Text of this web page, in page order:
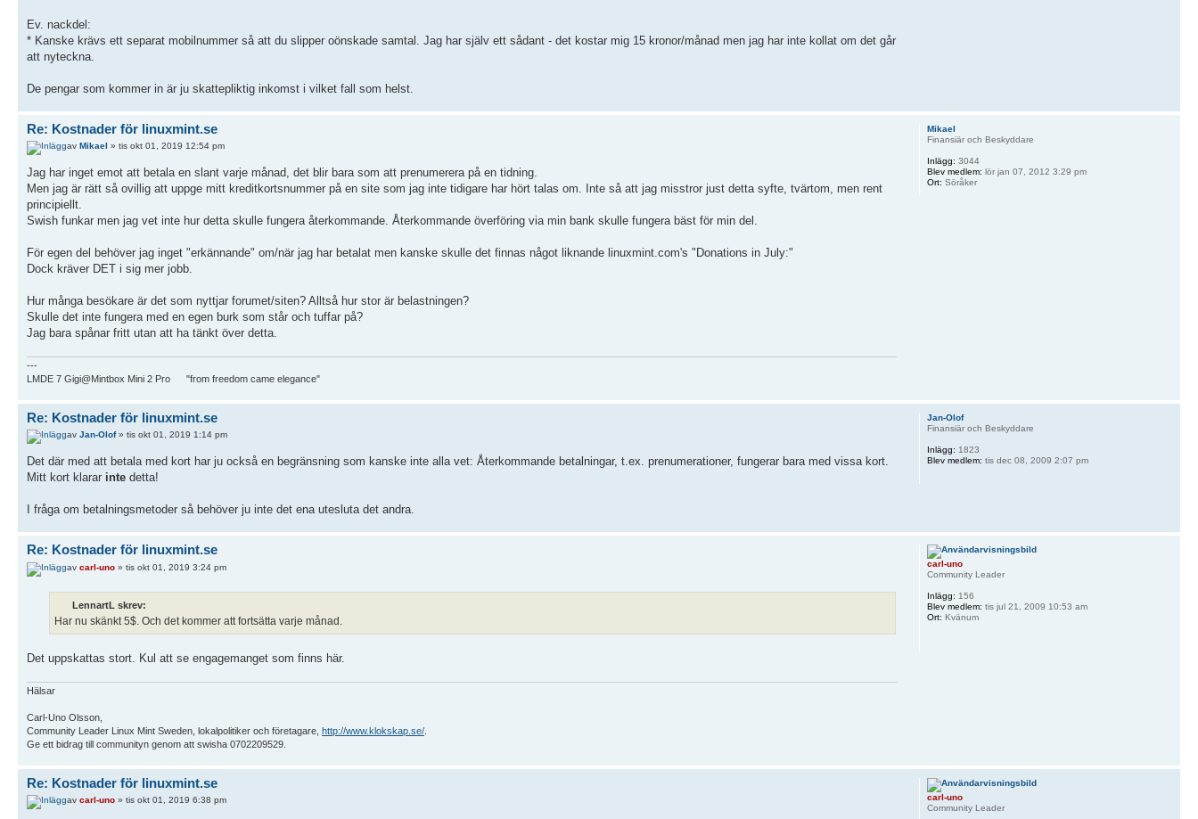
Ev. nackdel:
* Kanske krävs ett separat mobilnummer så att du slipper oönskade samtal. Jag har själv ett sådant - det kostar mig 15 kronor/månad men jag har inte kollat om det går
att nyteckna.
De pengar som kommer in är ju skattepliktig inkomst i vilket fall som helst.
Re: Kostnader för linuxmint.se
av Mikael » tis okt 01, 2019 12:54 pm
Jag har inget emot att betala en slant varje månad, det blir bara som att prenumerera på en tidning.
Men jag är rätt så ovillig att uppge mitt kreditkortsnummer på en site som jag inte tidigare har hört talas om. Inte så att jag misstror just detta syfte, tvärtom, men rent
principiellt.
Swish funkar men jag vet inte hur detta skulle fungera återkommande. Återkommande överföring via min bank skulle fungera bäst för min del.
För egen del behöver jag inget "erkännande" om/när jag har betalat men kanske skulle det finnas något liknande linuxmint.com's "Donations in July:"
Dock kräver DET i sig mer jobb.
Hur många besökare är det som nyttjar forumet/siten? Alltså hur stor är belastningen?
Skulle det inte fungera med en egen burk som står och tuffar på?
Jag bara spånar fritt utan att ha tänkt över detta.
---
LMDE 7 Gigi@Mintbox Mini 2 Pro "from freedom came elegance"
Mikael
Finansiär och Beskyddare
Inlägg: 3044
Blev medlem: lör jan 07, 2012 3:29 pm
Ort: Söråker
Re: Kostnader för linuxmint.se
av Jan-Olof» tis okt 01, 2019 1:14 pm
Det där med att betala med kort har ju också en begränsning som kanske inte alla vet: Återkommande betalningar, t.ex. prenumerationer, fungerar bara med vissa kort.
Mitt kort klarar inte detta!
I fråga om betalningsmetoder så behöver ju inte det ena utesluta det andra.
Jan-Olof
Finansiär och Beskyddare
Inlägg: 1823
Blev medlem: tis dec 08, 2009 2:07 pm
Re: Kostnader för linuxmint.se
av carl-uno » tis okt 01, 2019 3:24 pm
LennartL skrev:
Har nu skänkt 5$. Och det kommer att fortsätta varje månad.
Det uppskattas stort. Kul att se engagemanget som finns här.
Hälsar
Carl-Uno Olsson,
Community Leader Linux Mint Sweden, lokalpolitiker och företagare, http://www.klokskap.se/
Ge ett bidrag till communityn genom att swisha 0702209529.
carl-uno
Community Leader
Inlägg: 156
Blev medlem: tis jul 21, 2009 10:53 am
Ort: Kvänum
Re: Kostnader för linuxmint.se
av carl-uno » tis okt 01, 2019 6:38 pm
carl-uno
Community Leader